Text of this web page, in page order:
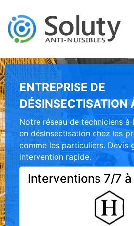
ENTREPRISE DE
DÉSINSECTISATION
Notre réseau de techniciens à
en désinsectisation chez les
comme les particuliers. Devis
intervention rapide.
Interventions 7/7